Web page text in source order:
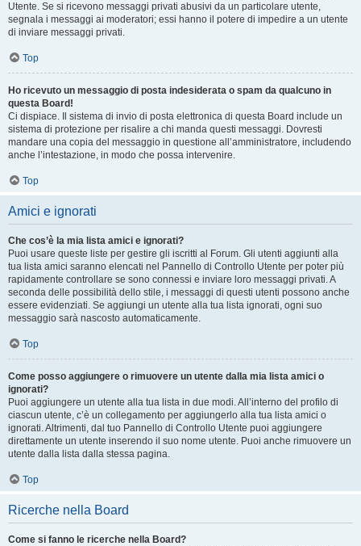
Utente. Se si ricevono messaggi privati ​​abusivi da un particolare utente,
segnala i messaggi ai moderatori; essi hanno il potere di impedire a un utente
di inviare messaggi privati​​.
Top
Ho ricevuto un messaggio di posta indesiderata o spam da qualcuno in
questa Board!
Ci dispiace. Il sistema di invio di posta elettronica di questa Board include un
sistema di protezione per risalire a chi manda questi messaggi. Dovresti
mandare una copia del messaggio in questione all’amministratore, includendo
anche l’intestazione, in modo che possa intervenire.
Top
Amici e ignorati
Che cos’è la mia lista amici e ignorati?
Puoi usare queste liste per gestire gli iscritti al Forum. Gli utenti aggiunti alla
tua lista amici saranno elencati nel Pannello di Controllo Utente per poter più
rapidamente controllare se sono connessi e inviare loro messaggi privati. A
seconda delle possibilità dello stile, i messaggi di questi utenti possono anche
essere evidenziati. Se aggiungi un utente alla tua lista ignorati, ogni suo
messaggio sarà nascosto automaticamente.
Top
Come posso aggiungere o rimuovere un utente dalla mia lista amici o
ignorati?
Puoi aggiungere un utente alla tua lista in due modi. All’interno del profilo di
ciascun utente, c’è un collegamento per aggiungerlo alla tua lista amici o
ignorati. Altrimenti, dal tuo Pannello di Controllo Utente puoi aggiungere
direttamente un utente inserendo il suo nome utente. Puoi anche rimuovere un
utente dalla lista dalla stessa pagina.
Top
Ricerche nella Board
Come si fanno le ricerche nella Board?